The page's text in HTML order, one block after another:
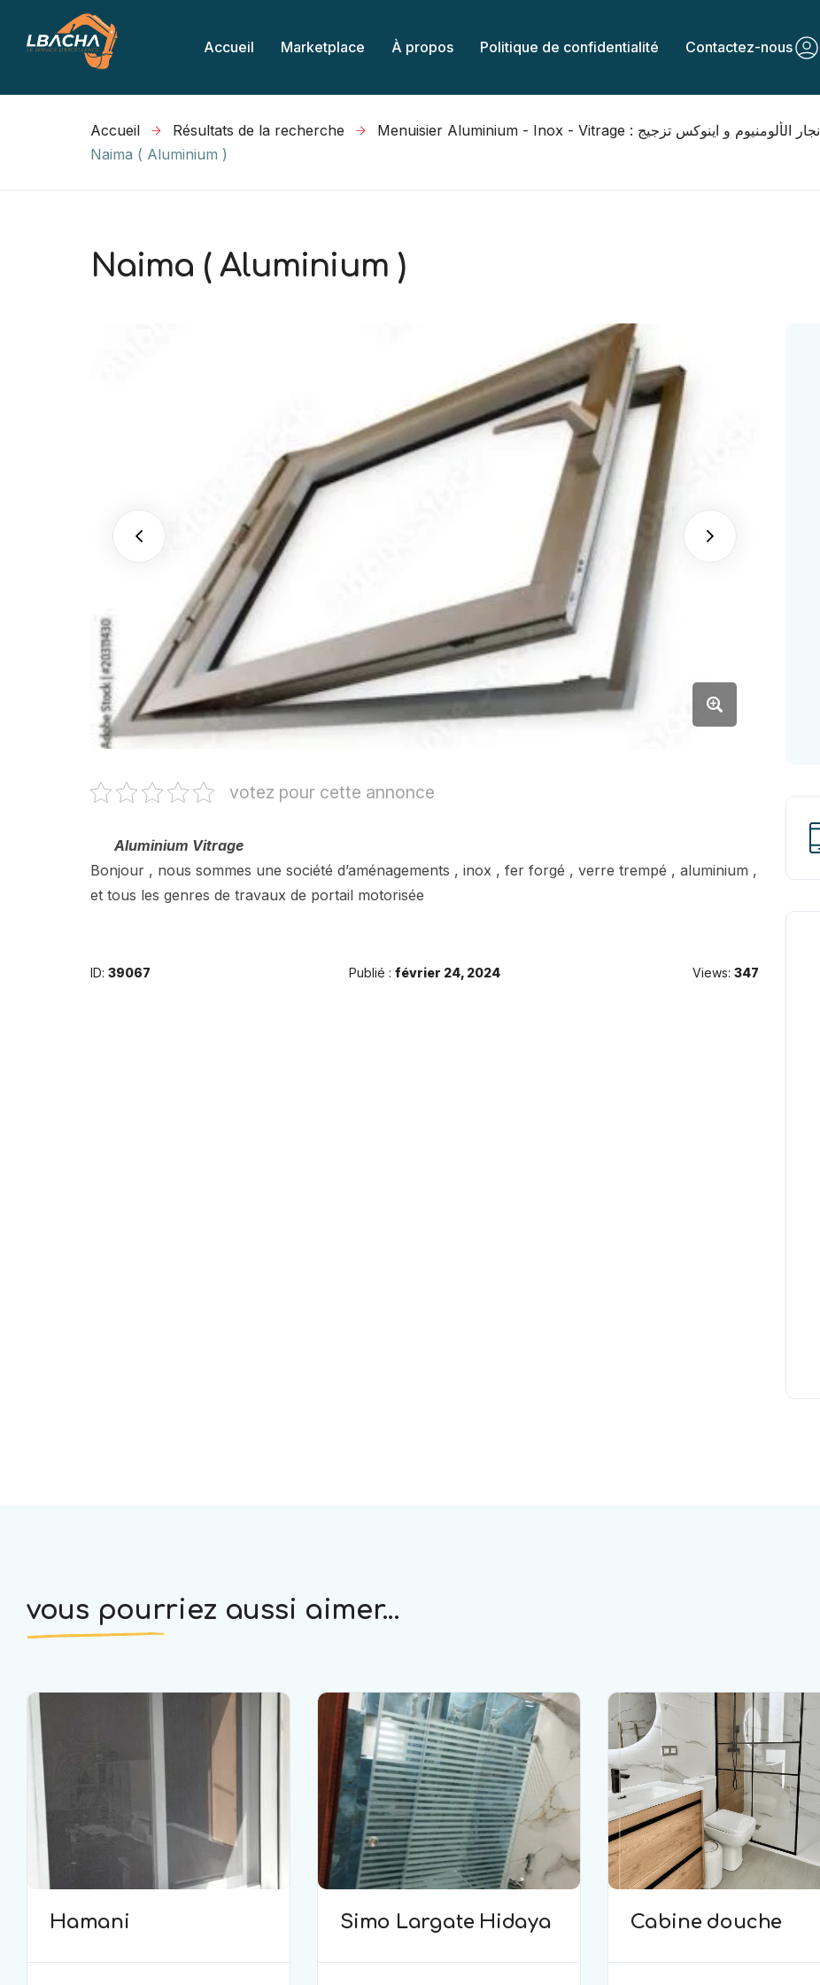
Accueil Marketplace À propos Politique de confidentialité Contactez-nous
Accueil Résultats de la recherche
Menuisier Aluminium - Inox - Vitrage : نجار الألومنيوم و اينوكس تزجيج
Naima ( Aluminium )
Naima ( Aluminium )
votez pour cette annonce
Aluminium Vitrage
Bonjour , nous sommes une société d’aménagements , inox , fer forgé , verre trempé , aluminium ,
et tous les genres de travaux de portail motorisée
ID: 39067 Publié : février 24, 2024 Views: 347
vous pourriez aussi aimer...
Hamani Simo Largate Hidaya Cabine douche